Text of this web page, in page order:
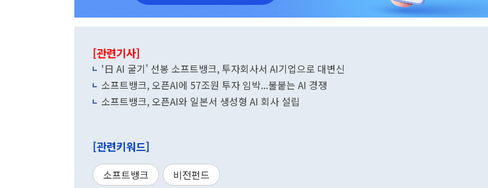
[관련기사]
'日 AI 굴기' 선봉 소프트뱅크, 투자회사서 AI기업으로 대변신
소프트뱅크, 오픈AI에 57조원 투자 임박...불붙는 AI 경쟁
소프트뱅크, 오픈AI와 일본서 생성형 AI 회사 설립
[관련키워드]
소프트뱅크 비전펀드